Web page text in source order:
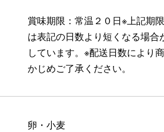
賞味期限：常温２０日※上記期
は表記の日数より短くなる場
しています。※配送日数により
かじめご了承ください。
卵・小麦